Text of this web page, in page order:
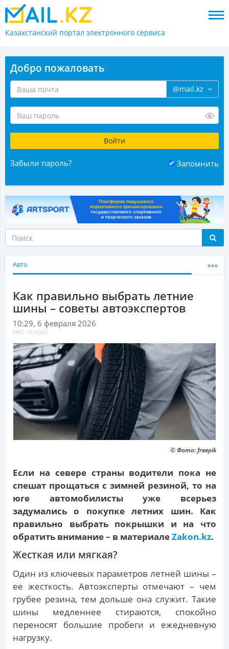
Казахстанский портал электронного сервиса
Добро пожаловать
@mail.kz
Забыли пароль? Запомнить
Авто
Как правильно выбрать летние
шины – советы автоэкспертов
10:29, 6 февраля 2026
MKZ: 1529282
© Фото: freepik
Если на севере страны водители пока не
спешат прощаться с зимней резиной, то на
юге автомобилисты уже всерьез
задумались о покупке летних шин. Как
правильно выбрать покрышки и на что
обратить внимание – в материалеZakon.kz.
Жесткая или мягкая?
Один из ключевых параметров летней шины –
ее жесткость. Автоэксперты отмечают – чем
грубее резина, тем дольше она служит. Такие
шины медленнее стираются, спокойно
переносят большие пробеги и ежедневную
нагрузку.